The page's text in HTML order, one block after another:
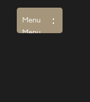
Menu
Menu